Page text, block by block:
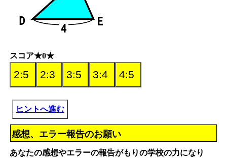
スコア★0★
ヒントへ進む
感想、エラー報告のお願い
あなたの感想やエラーの報告がもりの学校の力になり